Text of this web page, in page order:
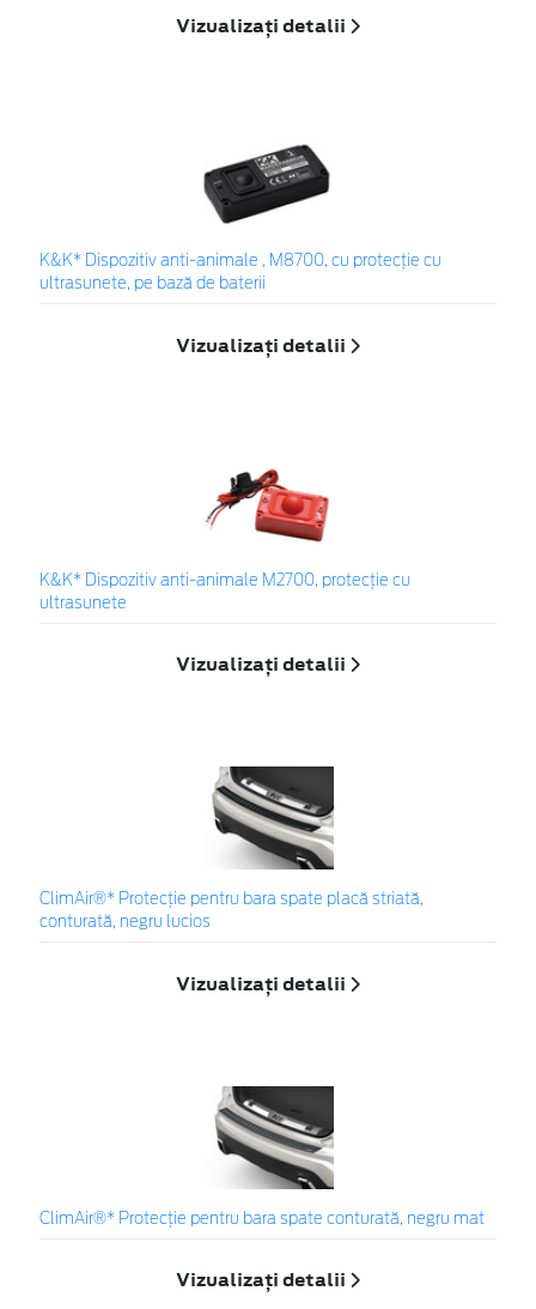
Vizualizați detalii
K&K* Dispozitiv anti-animale , M8700, cu protecție cu
ultrasunete, pe bază de baterii
Vizualizați detalii
K&K* Dispozitiv anti-animale M2700, protecție cu
ultrasunete
Vizualizați detalii
ClimAir®* Protecţie pentru bara spate placă striată,
conturată, negru lucios
Vizualizați detalii
ClimAir®* Protecţie pentru bara spate conturată, negru mat
Vizualizați detalii